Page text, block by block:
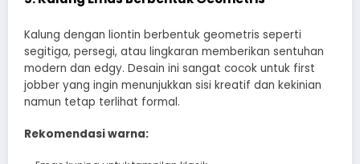
Kalung dengan liontin berbentuk geometris seperti
segitiga, persegi, atau lingkaran memberikan sentuhan
modern dan edgy. Desain ini sangat cocok untuk first
jobber yang ingin menunjukkan sisi kreatif dan kekinian
namun tetap terlihat formal.
Rekomendasi warna: